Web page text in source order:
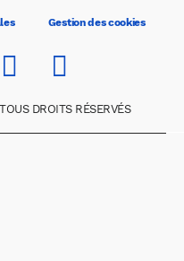
Gestion des cookies
DROITS RÉSERVÉS